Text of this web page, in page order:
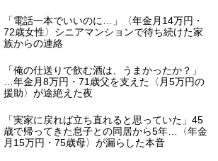
「電話一本でいいのに…」〈年金月14万円・
72歳女性〉シニアマンションで待ち続けた家
族からの連絡
「俺の仕送りで飲む酒は、うまかったか？」
…年金月8万円・71歳父を支えた〈月5万円の
援助〉が途絶えた夜
「実家に戻れば立ち直れると思っていた」45
歳で帰ってきた息子との同居から5年…〈年金
月15万円・75歳母〉が漏らした本音